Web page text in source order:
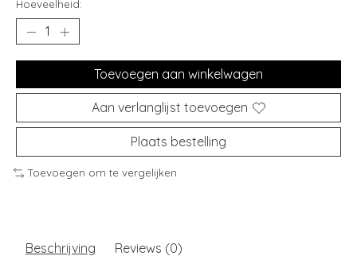
Hoeveelheid:
Toevoegen aan winkelwagen
Aan verlanglijst toevoegen
Plaats bestelling
Toevoegen om te vergelijken
Beschrijving Reviews (0)